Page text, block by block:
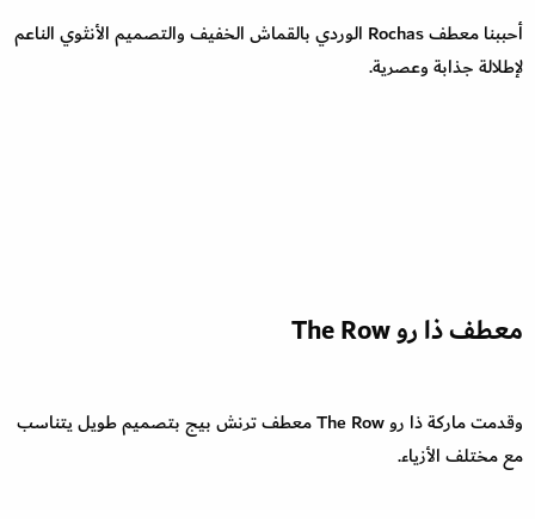
أحببنا معطف Rochas الوردي بالقماش الخفيف والتصميم الأنثوي الناعم
لإطلالة جذابة وعصرية.
معطف ذا رو The Row
وقدمت ماركة ذا رو The Row معطف ترنش بيج بتصميم طويل يتناسب
مع مختلف الأزياء.